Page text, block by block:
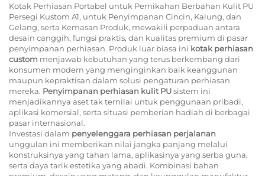
Kotak Perhiasan Portabel untuk Pernikahan Berbahan Kulit PU
Persegi Kustom A1, untuk Penyimpanan Cincin, Kalung, dan
Gelang, serta Kemasan Produk, mewakili perpaduan antara
desain canggih, fungsi praktis, dan kualitas premium di pasar
penyimpanan perhiasan. Produk luar biasa ini kotak perhiasan
custom menjawab kebutuhan yang terus berkembang dari
konsumen modern yang menginginkan baik keanggunan
maupun kepraktisan dalam solusi pengaturan perhiasan
mereka. Penyimpanan perhiasan kulit PUsistem ini
menjadikannya aset tak ternilai untuk penggunaan pribadi,
aplikasi komersial, serta situasi pemberian hadiah di berbagai
pasar internasional.
Investasi dalam penyelenggara perhiasan perjalanan
unggulan ini memberikan nilai jangka panjang melalui
konstruksinya yang tahan lama, aplikasinya yang serba guna,
serta daya tarik estetika yang abadi. Kombinasi bahan